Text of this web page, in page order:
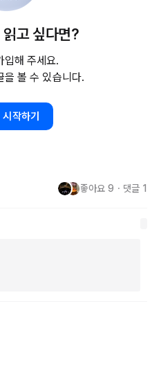
있 듯.
의별일이 다 있었다.
고 싶다면?
입해 주세요.
을 볼 수 있습니다.
작하기
좋아요 9 ・ 댓글 1